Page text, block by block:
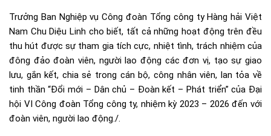
Trưởng Ban Nghiệp vụ Công đoàn Tổng công ty Hàng hải Việt
Nam Chu Diệu Linh cho biết, tất cả những hoạt động trên đều
thu hút được sự tham gia tích cực, nhiệt tình, trách nhiệm của
đông đảo đoàn viên, người lao động các đơn vị, tạo sự giao
lưu, gắn kết, chia sẻ trong cán bộ, công nhân viên, lan tỏa về
tinh thần “Đổi mới – Dân chủ – Đoàn kết – Phát triển” của Đại
hội VI Công đoàn Tổng công ty, nhiệm kỳ 2023 – 2026 đến với
đoàn viên, người lao động./.